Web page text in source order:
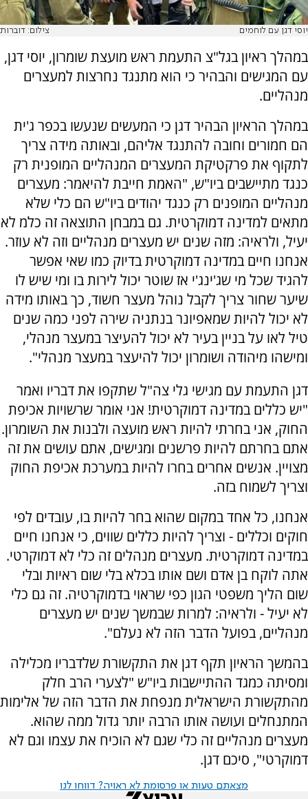
יוסי דגן עם לוחמים צילום: דוברות
במהלך ראיון בגל"צ התעמת ראש מועצת שומרון, יוסי דגן,
עם המגישים והבהיר כי הוא מתנגד נחרצות למעצרים
מנהליים.
במהלך הראיון הבהיר דגן כי המעשים שנעשו בכפר ג'ית
הם חמורים וחובה להתנגד אליהם, ובאותה מידה צריך
לתקוף את פרקטיקת המעצרים המנהליים המופנית רק
כנגד מתיישבים ביו"ש, "האמת חייבת להיאמר: מעצרים
מנהליים המופנים רק כנגד יהודים ביו"ש הם כלי שלא
מתאים למדינה דמוקרטית. גם במבחן התוצאה זה כלמ לא
יעיל, ולראיה: מזה שנים יש מעצרים מנהליים וזה לא עוזר.
אנחנו חיים במדינה דמוקרטית בדיוק כמו שאי אפשר
להגיד שכל מי שג'ינג'י אז שוטר יכול לירות בו ומי שיש לו
שיער שחור צריך לקבל נוהל מעצר חשוד, כך באותו מידה
לא יכול להיות שמאפיונר בנתניה שירה לפני כמה שנים
טיל לאו על בניין בעיר לא יכול להעיצר במעצר מנהלי,
ומישהו מיהודה ושומרון יכול להיעצר במעצר מנהלי".
דגן התעמת עם מגישי גלי צה"ל שתקפו את דבריו ואמר
"יש כללים במדינה דמוקרטית! אני אומר שרשויות אכיפת
החוק, אני בחרתי להיות ראש מועצה ולבנות את השומרון.
אתם בחרתם להיות פרשנים ומגישים, אתם עושים את זה
מצויין. אנשים אחרים בחרו להיות במערכת אכיפת החוק
וצריך לשמוח בזה.
אנחנו, כל אחד במקום שהוא בחר להיות בו, עובדים לפי
חוקים וכללים - וצריך להיות כללים שווים, כי אנחנו חיים
במדינה דמוקרטית. מעצרים מנהלים זה כלי לא דמוקרטי.
אתה לוקח בן אדם ושם אותו בכלא בלי שום ראיות ובלי
שום הליך משפטי הגון כפי שראוי בדמוקרטיה. זה גם כלי
לא יעיל - ולראיה: למרות שבמשך שנים יש מעצרים
מנהליים, בפועל הדבר הזה לא נעלם".
בהמשך הראיון תקף דגן את התקשורת שלדבריו מכלילה
ומסיתה כמגד ההתיישבות ביו"ש "לצערי הרב חלק
מהתקשורת הישראלית מנפחת את הדבר הזה של אלימות
המתנחלים ועושה אותו הרבה יותר גדול ממה שהוא.
מעצרים מנהליים זה כלי שגם לא הוכיח את עצמו וגם לא
דמוקרטי", סיכם דגן.
מצאתם טעות או פרסומת לא ראויה? דווחו לנו